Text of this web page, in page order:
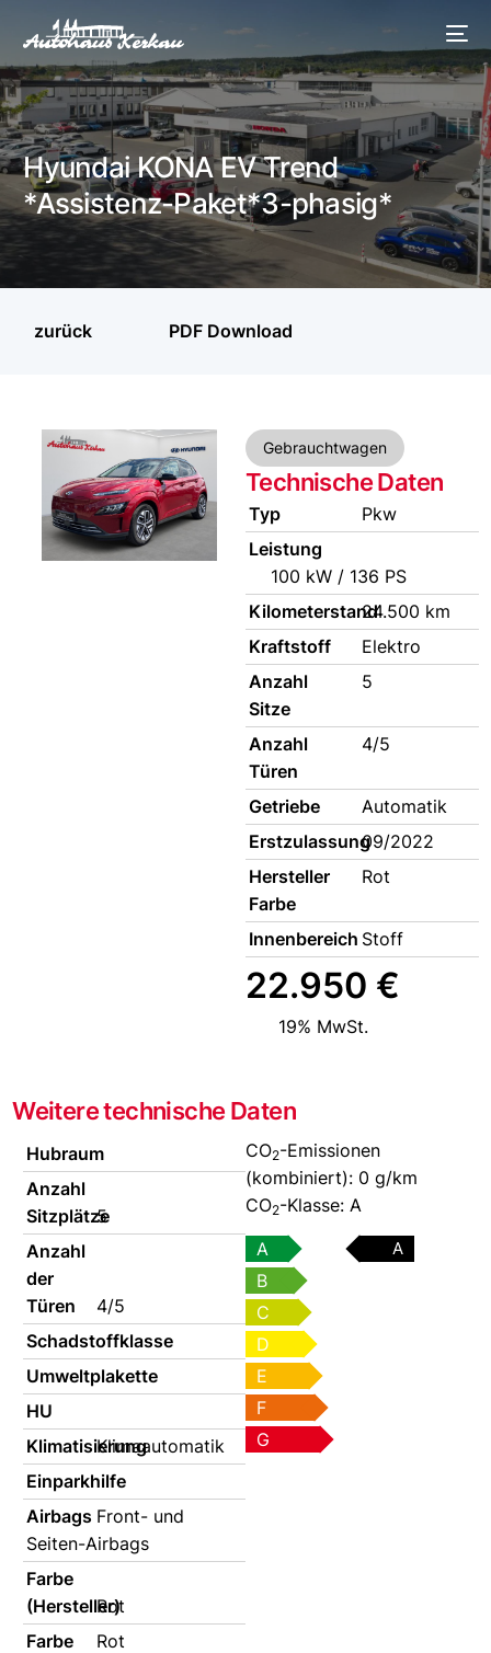
Hyundai KONA EV Trend
*Assistenz-Paket*3-phasig*
zurück PDF Download
Gebrauchtwagen
Technische Daten
Typ
Pkw
Leistung
100 kW / 136 PS
Kilometerstand24.500 km
Kraftstoff
Elektro
Anzahl
Sitze
5
Anzahl
Türen
4/5
Getriebe
Automatik
Erstzulassung09/2022
Hersteller
Farbe
Rot
Innenbereich Stoff
22.950 €
19% MwSt.
Weitere technische Daten
Hubraum
Anzahl
Sitzplätze
5
Anzahl
der
Türen
4/5
Schadstoffklasse
Umweltplakette
HU
KlimatisierungKlimaautomatik
Einparkhilfe
AirbagsFront- und
Seiten-Airbags
Farbe
(Hersteller)
Rot
Farbe
Rot
CO2-Emissionen
(kombiniert): 0 g/km
CO2-Klasse: A
A
A
B
C
D
E
F
G